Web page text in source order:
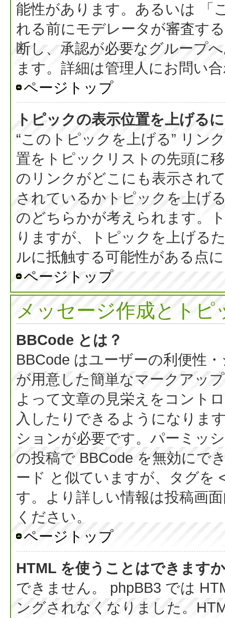
能性があります。あるいは 「
れる前にモデレータが審査す
断し、承認が必要なグループ
ます。詳細は管理人にお問い
ページトップ
トピックの表示位置を上げる
“このトピックを上げる” リン
置をトピックリストの先頭に
のリンクがどこにも表示され
されているかトピックを上げ
のどちらかが考えられます。
りますが、トピックを上げる
ルに抵触する可能性がある点
ページトップ
メッセージ作成とトピ
BBCode とは？
BBCode はユーザーの利便性
が用意した簡単なマークアッ
よって文章の見栄えをコント
入したりできるようになりま
ションが必要です。パーミッ
の投稿で BBCode を無効にで
ード と似ていますが、タグを
す。より詳しい情報は投稿画
ください。
ページトップ
HTML を使うことはできます
できません。 phpBB3 では
ングされなくなりました。